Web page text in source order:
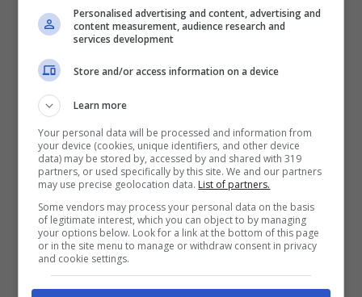
“Non si ferma solo il cuore, i danni sono anche altri!”
(Notizie.com)
Non sono solo questi i danni possibili però,
Personalised advertising and content, advertising and
content measurement, audience research and
services development
Store and/or access information on a device
Learn more
Your personal data will be processed and information from
your device (cookies, unique identifiers, and other device
data) may be stored by, accessed by and shared with 319
partners, or used specifically by this site. We and our partners
may use precise geolocation data. List of partners.
Some vendors may process your personal data on the basis
of legitimate interest, which you can object to by managing
your options below. Look for a link at the bottom of this page
or in the site menu to manage or withdraw consent in privacy
and cookie settings.